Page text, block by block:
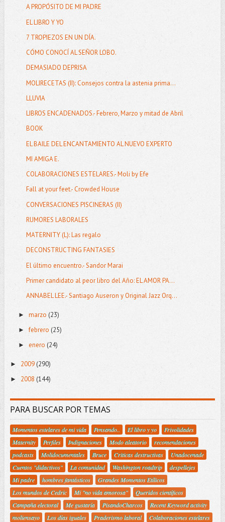
A PROPÓSITO DE MI PADRE
EL LIBRO Y YO
7 TROPIEZOS EN UN DÍA.
CÓMO CONOCÍ AL SEÑOR LOBO.
DEMASIADO DEPRISA
MOLIRECETAS (II): Consejos contra la astenia prima...
LLUVIA
LIBROS ENCADENADOS.- Febrero, Marzo y mitad de Abril
BOOK
EL BAILE DEL ENCANTAMIENTO AL NUEVO EXPERTO
MI AMIGA E.
COLABORACIONES ESTELARES.- Moli by Efe
Fall at your feet.- Crowded House
CONVERSACIONES PISCINERAS (II)
RUMORES LABORALES
MATERNITY (L): Las regalo
DECONSTRUCTING FANTASIES
El último encuentro.- Sandor Marai
Primer candidato al peor libro del Año: EL AMOR PA...
ANNABEL LEE.- Santiago Auseron y Original Jazz Orq...
► marzo (23)
►febrero (25)
► enero (24)
► 2009(290)
► 2008 (144)
PARA BUSCAR POR TEMAS
Momentos estelares de mi vida Pensando.. El libro y yo
Frivolidades
Maternity
Perfiles Indignaciones Modo aleatorio
recomendaciones
podcasts
Molidocumentales Bruce Criticas destructivas
Unadocenade
Cuentos "didactivos"
La comunidad Washington roadtrip
despellejes
Mi padre
hombres fantásticos
Grandes Momentos Etílicos
Los mundos de Cedric
Mi "no vida amorosa"
Queridos científicos
Campaña electoral
Me gustaría PisandoCharcos
Recent Keyword activity
moliensayo
Los días iguales Praderismo laboral
Colaboraciones estelares